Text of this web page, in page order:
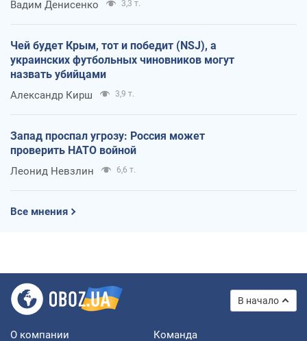
Вадим Денисенко 3,3 т.
Чей будет Крым, тот и победит (NSJ), а
украинских футбольных чиновников могут
назвать убийцами
Александр Кирш 3,9 т.
Запад проспал угрозу: Россия может
проверить НАТО войной
Леонид Невзлин 6,6 т.
Все мнения
В начало
О компании Команда